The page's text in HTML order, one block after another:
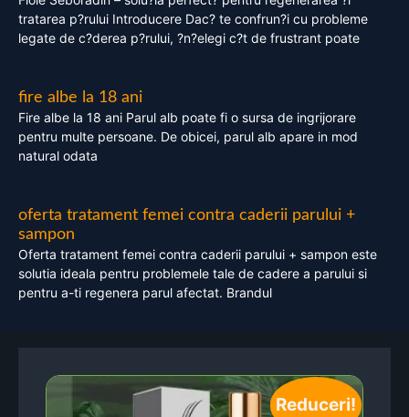
tratarea p?rului Introducere Dac? te confrun?i cu probleme
legate de c?derea p?rului, ?n?elegi c?t de frustrant poate
fire albe la 18 ani
Fire albe la 18 ani Parul alb poate fi o sursa de ingrijorare
pentru multe persoane. De obicei, parul alb apare in mod
natural odata
oferta tratament femei contra caderii parului +
sampon
Oferta tratament femei contra caderii parului + sampon este
solutia ideala pentru problemele tale de cadere a parului si
pentru a-ti regenera parul afectat. Brandul
Reduceri!